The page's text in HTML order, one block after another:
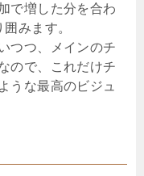
で増した分を合わ
みます。
つつ、メインのチ
ので、これだけチ
うな最高のビジュ